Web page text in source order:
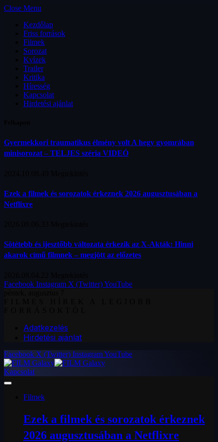
Close Menu
Kezdőlap
Friss források
Filmek
Sorozat
Kvízek
Trailer
Kritika
Híresség
Kapcsolat
Hirdetési ajánlat
Gyermekkori traumatikus élmény volt A hegy gyomrában
minisorozat – TELJES széria VIDEÓ
Ezek a filmek és sorozatok érkeznek 2026 augusztusában a
Netflixre
Sötétebb és ijesztőbb változata érkezik az X-Akták: Hinni
akarok című filmnek – megjött az előzetes
Facebook Instagram X (Twitter)YouTube
Adatkezelés
Hirdetési ajánlat
Facebook X (Twitter) InstagramYouTube
Kapcsolat
Filmek
Ezek a filmek és sorozatok érkeznek
2026 augusztusában a Netflixre